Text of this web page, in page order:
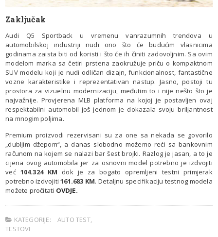
Zaključak
Audi Q5 Sportback u vremenu vanrazumnih trendova u
automobilskoj industriji nudi ono što će budućim vlasnicima
godinama zaista biti od koristi i što će ih činiti zadovoljnim. Sa ovim
modelom marka sa četiri prstena zaokružuje priču o kompaktnom
SUV modelu koji je nudi odličan dizajn, funkcionalnost, fantastične
vozne karakteristike i reprezentativan nastup. Jasno, postoji tu
prostora za vizuelnu modernizaciju, međutim to i nije nešto što je
najvažnije. Provjerena MLB platforma na kojoj je postavljen ovaj
respektabilni automobil još jednom je dokazala svoju briljantnost
na mnogim poljima.
Premium proizvodi rezervisani su za one sa nekada se govorilo
„dubljim džepom“, a danas slobodno možemo reći sa bankovnim
računom na kojem se nalazi bar šest brojki. Razlog je jasan, a to je
cijena ovog automobila jer za osnovni model potrebno je izdvojiti
već 104.324 KM dok je za bogato opremljeni testni primjerak
potrebno izdvojiti161.683 KM. Detaljnu specifikaciju testnog modela
možete pročitati OVDJE.
KATEGORIJE: AUTO TEST,
TESTOVI